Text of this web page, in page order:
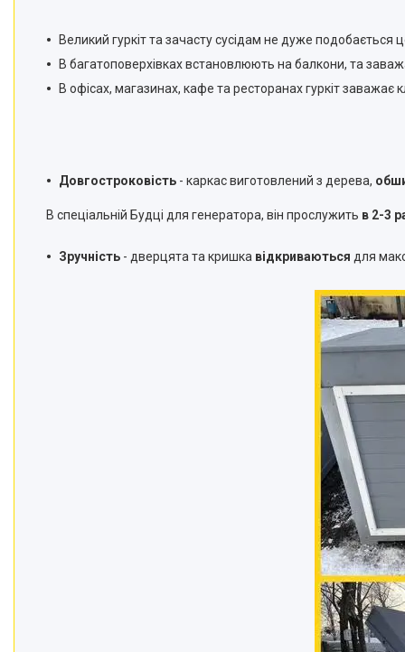
Великий гуркіт та зачасту сусідам не дуже подобається
В багатоповерхівках встановлюють на балкони, та
В офісах, магазинах, кафе та ресторанах гуркіт
Довгостроковість - каркас виготовлений з дерева,
В спеціальній Будці для генератора, він прослужить в 2-3
Зручність - дверцята та кришка відкриваються для